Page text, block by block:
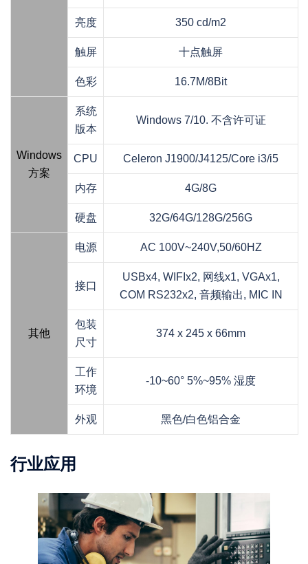
亮度 350 cd/m2
触屏 十点触屏
色彩 16.7M/8Bit
Windows
方案
系统
版本
Windows 7/10. 不含许可证
CPU Celeron J1900/J4125/Core i3/i5
内存 4G/8G
硬盘 32G/64G/128G/256G
其他
电源 AC 100V~240V,50/60HZ
接口
USBx4, WIFIx2, 网线x1, VGAx1,
COM RS232x2, 音频输出, MIC IN
包装
尺寸
374 x 245 x 66mm
工作
环境
-10~60° 5%~95% 湿度
外观 黑色/白色铝合金
行业应用